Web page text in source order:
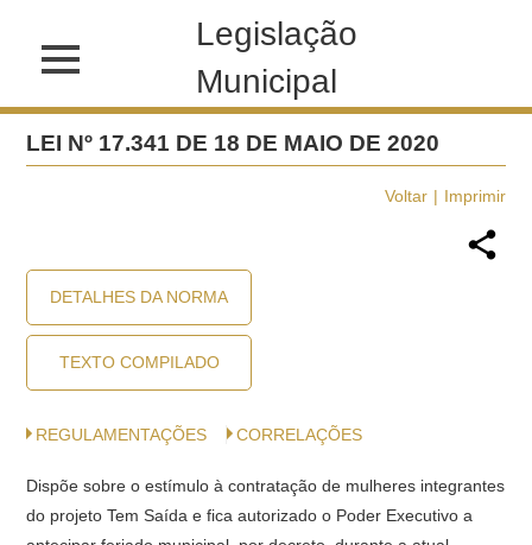
Legislação
Municipal
LEI Nº 17.341 DE 18 DE MAIO DE 2020
Voltar Imprimir
DETALHES DA NORMA
TEXTO COMPILADO
REGULAMENTAÇÕES CORRELAÇÕES
Dispõe sobre o estímulo à contratação de mulheres integrantes
do projeto Tem Saída e fica autorizado o Poder Executivo a